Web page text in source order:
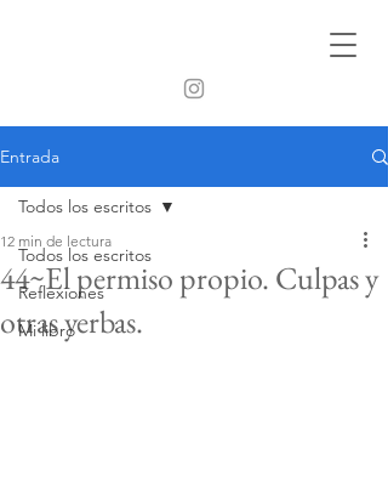
Entrada
Todos los escritos
Reflexiones
Mi libro
Todos los escritos
44~El permiso propio. Culpas y
otras yerbas.
12 min de lectura